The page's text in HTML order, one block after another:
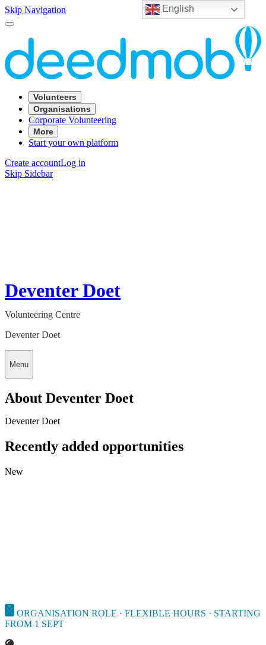
English
Skip Navigation
Volunteers
Organisations
Corporate Volunteering
More
Start your own platform
Create accountLog in
Skip Sidebar
Deventer Doet
Volunteering Centre
Deventer Doet
Menu
About Deventer Doet
Deventer Doet
Recently added opportunities
New
ORGANISATION ROLE · FLEXIBLE HOURS · STARTING
FROM 1 SEPT